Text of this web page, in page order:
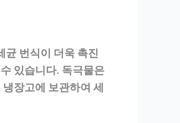
균 번식이 더욱 촉진
있습니다. 독극물은
장고에 보관하여 세